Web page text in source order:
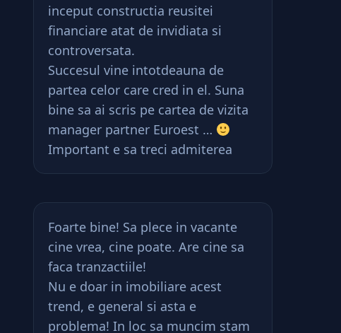
inceput constructia reusitei
financiare atat de invidiata si
controversata.
Succesul vine intotdeauna de
partea celor care cred in el. Suna
bine sa ai scris pe cartea de vizita
manager partner Euroest …
Important e sa treci admiterea
Foarte bine! Sa plece in vacante
cine vrea, cine poate. Are cine sa
faca tranzactiile!
Nu e doar in imobiliare acest
trend, e general si asta e
problema! In loc sa muncim stam